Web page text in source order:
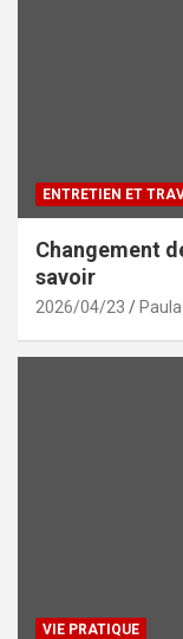
ENTRETIEN ET
Changement
savoir
2026/04/23 Paula
VIE PRATIQUE